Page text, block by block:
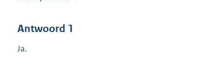
Antwoord 1
Ja.